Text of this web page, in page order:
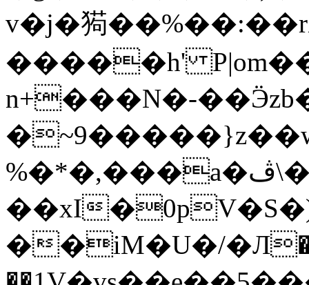
v�j�㺃
�����h'
n+���N�-
%�*�,���a�ڤ\�{��L
��xI
��iM�U�/